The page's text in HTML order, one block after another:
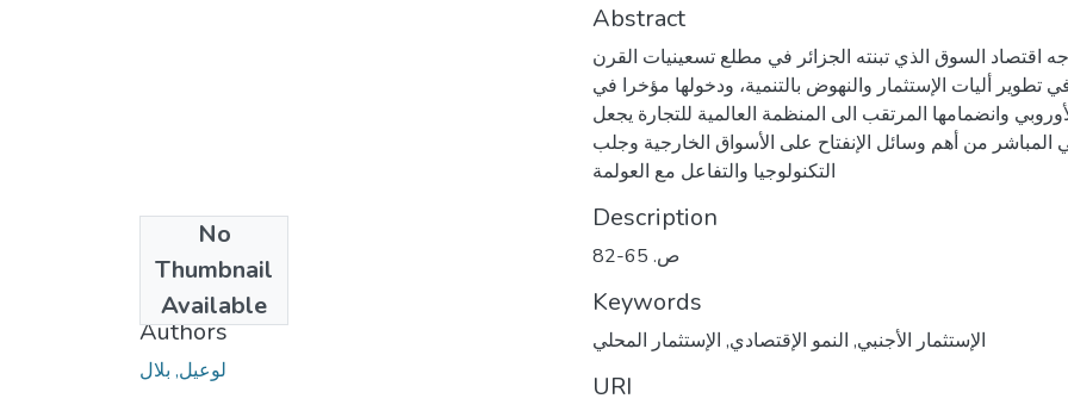
No
Thumbnail
Available
2011
Authors
لوعيل, بلال
Abstract
اقتصاد السوق الذي تبنته الجزائر في مطلع تسعينيات القرن
تطوير أليات الإستثمار والنهوض بالتنمية، ودخولها مؤخرا في
وانضمامها المرتقب الى المنظمة العالمية للتجارة يجعل
المباشر من أهم وسائل الإنفتاح على الأسواق الخارجية وجلب
التكنولوجيا والتفاعل مع العولمة
Description
ص. 65-82
Keywords
الإستثمار الأجنبي, النمو الإقتصادي, الإستثمار المحلي
URI